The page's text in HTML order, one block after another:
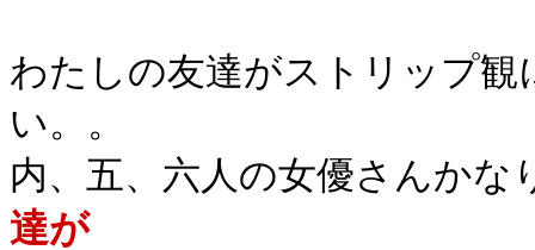
わたしの友達がストリップ
い。。
内、五、六人の女優さんか
達が